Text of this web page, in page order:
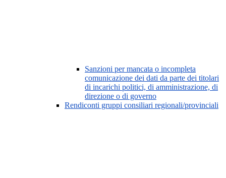
Sanzioni per mancata o incompleta
comunicazione dei dati da parte dei titolari
di incarichi politici, di amministrazione, di
direzione o di governo
Rendiconti gruppi consiliari regionali/provinciali